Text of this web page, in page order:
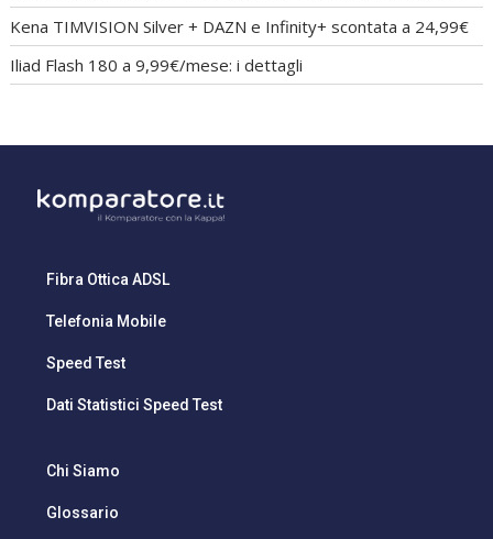
Kena TIMVISION Silver + DAZN e Infinity+ scontata a 24,99€
Iliad Flash 180 a 9,99€/mese: i dettagli
Fibra Ottica ADSL
Telefonia Mobile
Speed Test
Dati Statistici Speed Test
Chi Siamo
Glossario